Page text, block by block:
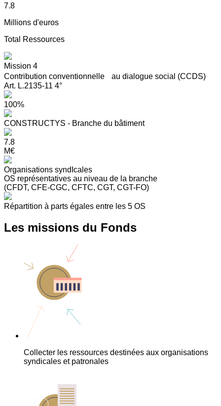
7.8
Millions d'euros
Total Ressources
Mission 4
Contribution conventionnelle au dialogue social (CCDS)
Art. L.2135-11 4°
100%
CONSTRUCTYS - Branche du bâtiment
7.8
M€
Organisations syndIcales
OS représentatives au niveau de la branche
(CFDT, CFE-CGC, CFTC, CGT, CGT-FO)
Répartition à parts égales entre les 5 OS
Les missions du Fonds
Collecter les ressources destinées aux organisations
syndicales et patronales